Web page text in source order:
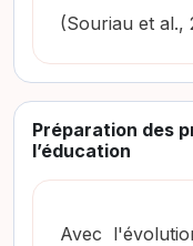
(Souriau et al.,
Préparation des
l’éducation
Avec